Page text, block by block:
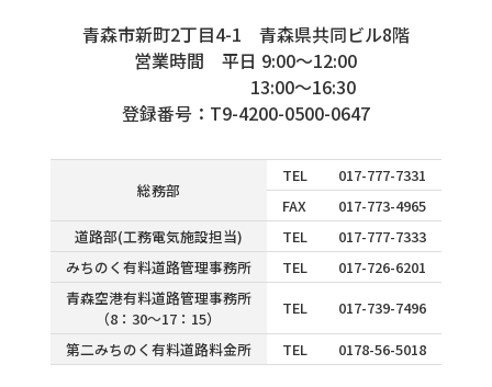
青森市新町2丁目4-1 青森県共同ビル8階
営業時間 平日 9:00～12:00
13:00～16:30
登録番号：T9-4200-0500-0647
総務部
TEL
017-777-7331
FAX
017-773-4965
道路部(工務電気施設担当)
TEL
017-777-7333
みちのく有料道路管理事務所
TEL
017-726-6201
青森空港有料道路管理事務所
（8：30～17：15）
TEL
017-739-7496
第二みちのく有料道路料金所
TEL 0178-56-5018